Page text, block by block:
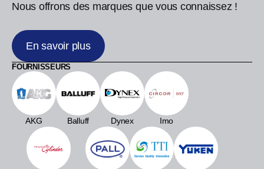
Nous offrons des marques que vous connaissez !
En savoir plus
FOURNISSEURS
AKG Balluff Dynex Imo